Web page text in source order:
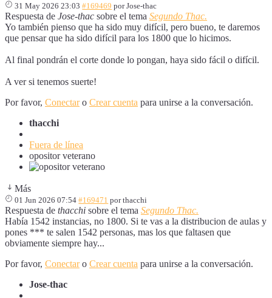
31 May 2026 23:03 #169469 porJose-thac
Respuesta de Jose-thac sobre el tema Segundo Thac.
Yo también pienso que ha sido muy difícil, pero bueno, te daremos
que pensar que ha sido difícil para los 1800 que lo hicimos.
Al final pondrán el corte donde lo pongan, haya sido fácil o difícil.
A ver si tenemos suerte!
Por favor, Conectaro Crear cuenta para unirse a la conversación.
thacchi
Fuera de línea
opositor veterano
Más
01 Jun 2026 07:54 #169471 porthacchi
Respuesta de thacchi sobre el tema Segundo Thac.
Había 1542 instancias, no 1800. Si te vas a la distribucion de aulas y
pones *** te salen 1542 personas, mas los que faltasen que
obviamente siempre hay...
Por favor, Conectaro Crear cuenta para unirse a la conversación.
Jose-thac